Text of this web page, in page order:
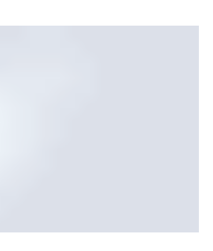
gobierno, lanzan un